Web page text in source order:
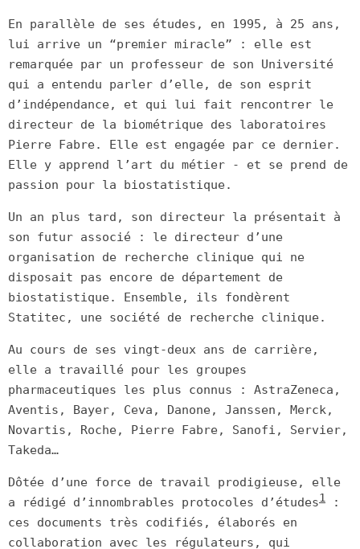
En parallèle de ses études, en 1995, à 25 ans,
lui arrive un “premier miracle” : elle est
remarquée par un professeur de son Université
qui a entendu parler d’elle, de son esprit
d’indépendance, et qui lui fait rencontrer le
directeur de la biométrique des laboratoires
Pierre Fabre. Elle est engagée par ce dernier.
Elle y apprend l’art du métier - et se prend de
passion pour la biostatistique.
Un an plus tard, son directeur la présentait à
son futur associé : le directeur d’une
organisation de recherche clinique qui ne
disposait pas encore de département de
biostatistique. Ensemble, ils fondèrent
Statitec, une société de recherche clinique.
Au cours de ses vingt-deux ans de carrière,
elle a travaillé pour les groupes
pharmaceutiques les plus connus : AstraZeneca,
Aventis, Bayer, Ceva, Danone, Janssen, Merck,
Novartis, Roche, Pierre Fabre, Sanofi, Servier,
Takeda…
Dôtée d’une force de travail prodigieuse, elle
a rédigé d’innombrables protocoles d’études1
:
ces documents très codifiés, élaborés en
collaboration avec les régulateurs, qui